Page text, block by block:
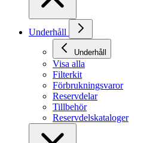
Underhåll
Underhåll
Visa alla
Filterkit
Förbrukningsvaror
Reservdelar
Tillbehör
Reservdelskataloger